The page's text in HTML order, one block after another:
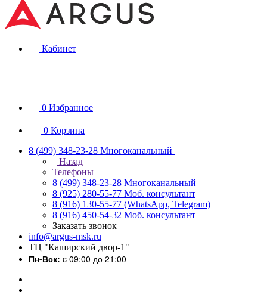
Кабинет
0 Избранное
0 Корзина
8 (499) 348-23-28 Многоканальный
Назад
Телефоны
8 (499) 348-23-28 Многоканальный
8 (925) 280-55-77 Моб. консультант
8 (916) 130-55-77 (WhatsApp, Telegram)
8 (916) 450-54-32 Моб. консультант
Заказать звонок
info@argus-msk.ru
ТЦ "Каширский двор-1"
Пн-Вск: c 09:00 до 21:00